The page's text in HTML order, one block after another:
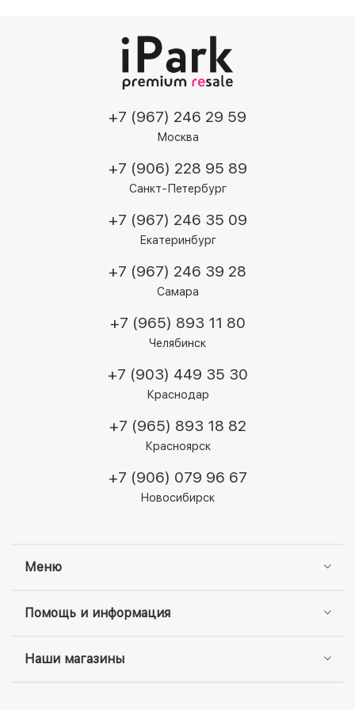
Меню
Помощь и информация
Наши магазины
+7 (967) 246 29 59
Москва
+7 (906) 228 95 89
Санкт-Петербург
+7 (967) 246 35 09
Екатеринбург
+7 (967) 246 39 28
Самара
+7 (965) 893 11 80
Челябинск
+7 (903) 449 35 30
Краснодар
+7 (965) 893 18 82
Красноярск
+7 (906) 079 96 67
Новосибирск